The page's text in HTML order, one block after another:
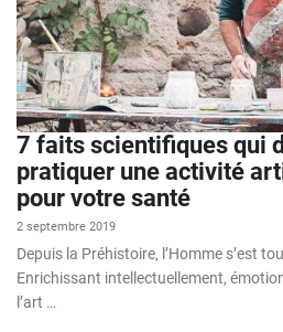
7 faits scientifiques qui
pratiquer une activité
pour votre santé
2 septembre 2019
Depuis la Préhistoire, l’Homme s’est
Enrichissant intellectuellement,
l’art …